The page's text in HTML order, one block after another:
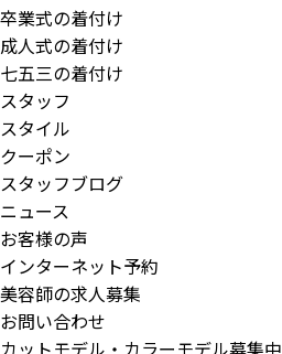
卒業式の着付け
成人式の着付け
七五三の着付け
スタッフ
スタイル
クーポン
スタッフブログ
ニュース
お客様の声
インターネット予約
美容師の求人募集
お問い合わせ
カットモデル・カラーモデル募集中